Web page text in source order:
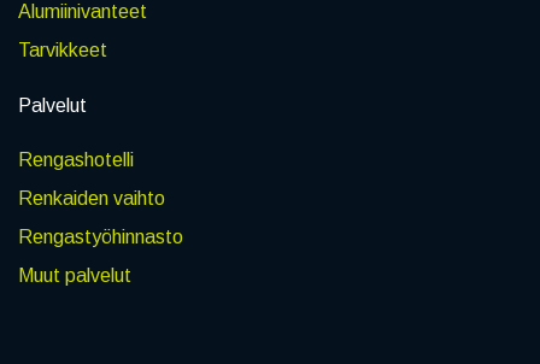
Alumiinivanteet
Tarvikkeet
Palvelut
Rengashotelli
Renkaiden vaihto
Rengastyöhinnasto
Muut palvelut